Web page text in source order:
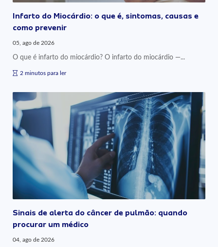
Infarto do Miocárdio: o que é, sintomas, causas e
como prevenir
05, ago de 2026
O que é infarto do miocárdio? O infarto do miocárdio —...
2 minutos para ler
Sinais de alerta do câncer de pulmão: quando
procurar um médico
04, ago de 2026